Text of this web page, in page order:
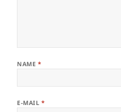
NAME *
E-MAIL *